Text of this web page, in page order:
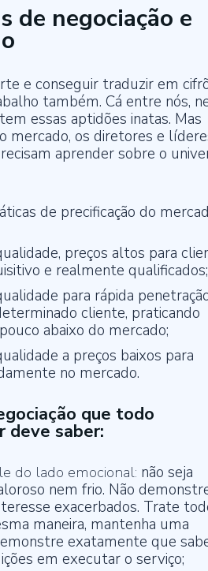
de negociação e
e conseguir traduzir em
também. Cá entre nós,
essas aptidões inatas. Mas
mercado, os diretores e
aprender sobre o
de precificação do
preços altos para
e realmente qualificados;
para rápida
cliente, praticando
abaixo do mercado;
a preços baixos para
no mercado.
que todo
deve saber:
do lado emocional: não seja
nem frio. Não
exacerbados. Trate
maneira, mantenha uma
exatamente que
em executar o serviço;